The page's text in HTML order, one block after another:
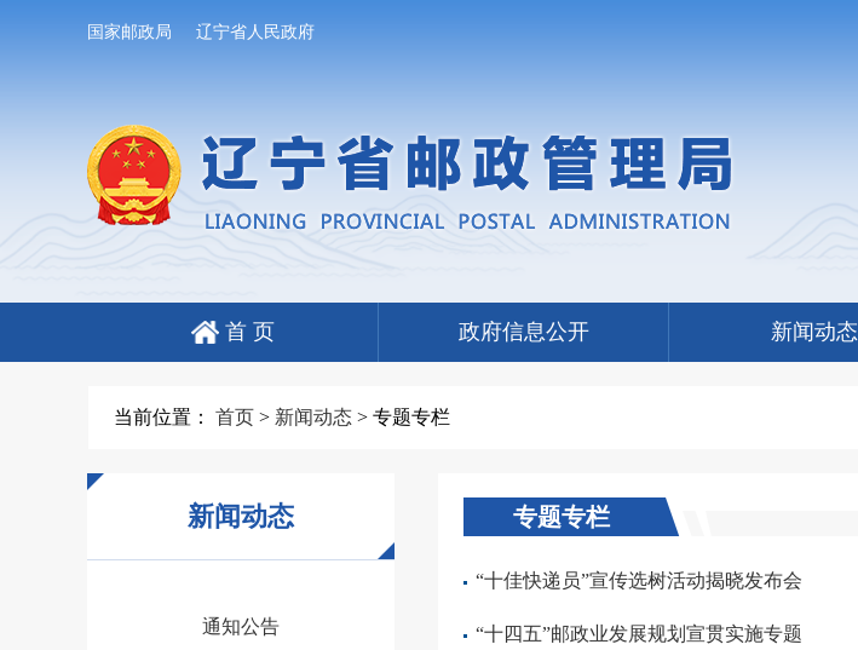
国家邮政局 辽宁省人民政府
首 页 政府信息公开 新闻动态
当前位置： 首页> 新闻动态> 专题专栏
新闻动态
通知公告
专题专栏
“十佳快递员”宣传选树活动揭晓发布会
“十四五”邮政业发展规划宣贯实施专题